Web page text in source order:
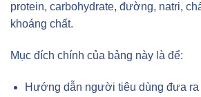
protein, carbohydrate, đường, natri,
khoáng chất.
Mục đích chính của bảng này là để:
Hướng dẫn người tiêu dùng đưa ra